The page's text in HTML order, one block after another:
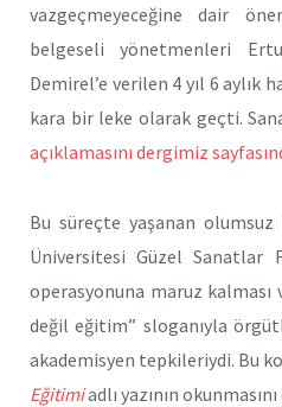
vazgeçmeyeceğine dair
belgeseli yönetmenleri
Demirel’e verilen 4 yıl 6 aylık
kara bir leke olarak geçti.
açıklamasını dergimiz
Bu süreçte yaşanan
Üniversitesi Güzel Sanatlar
operasyonuna maruz
değil eğitim” sloganıyla
akademisyen tepkileriydi. Bu
Eğitimiadlı yazının